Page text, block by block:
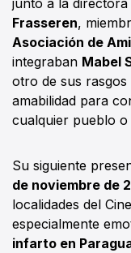
junto a la
Frasseren,
Asociación de
integraban Mabel
otro de sus
amabilidad para
cualquier pueblo o
Su siguiente
de noviembre de
localidades del
especialmente
infarto en